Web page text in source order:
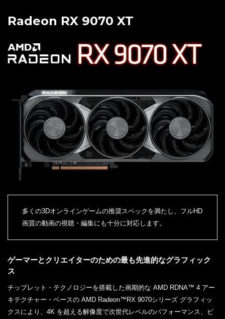
Radeon RX 9070 XT
多くの3Dオンラインゲームの推奨スペックを満たし、フルHD
画質の動画の視聴・編集にも十分に対応します。
ゲーマーとクリエイターのための最も先進的なグラフィック
ス
チップレット・テクノロジーを搭載した画期的な AMD RDNA™ 4 アー
キテクチャー・ベースの AMD Radeon™RX 9070シリーズ グラフィッ
クスにより、4K を超える解像度で次世代レベルのパフォーマンス、ビ